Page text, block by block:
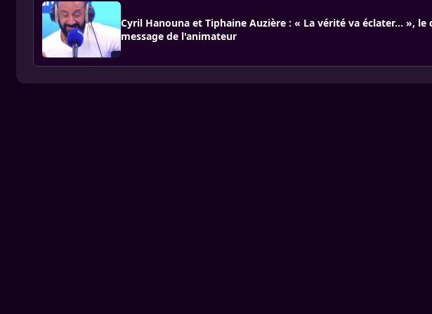
Cyril Hanouna et Tiphaine Auzière : « La vérité va éclater… », le
message de l'animateur